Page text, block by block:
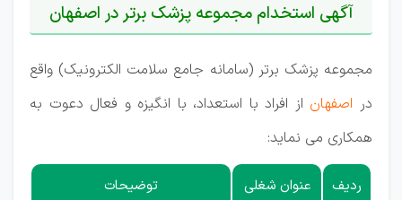
آگهی استخدام مجموعه پزشک برتر در اصفهان
مجموعه پزشک برتر (سامانه جامع سلامت الکترونیک) واقع
در اصفهان از افراد با استعداد، با انگیزه و فعال دعوت به
همکاری می نماید:
ردیف عنوان شغلی توضیحات